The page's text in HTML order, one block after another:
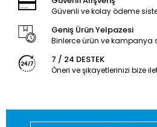
Güvenli ve kolay ödeme
Geniş Ürün Yelpazesi
Binlerce ürün ve kampanya
7 / 24 DESTEK
Öneri ve şikayetlerinizi bize